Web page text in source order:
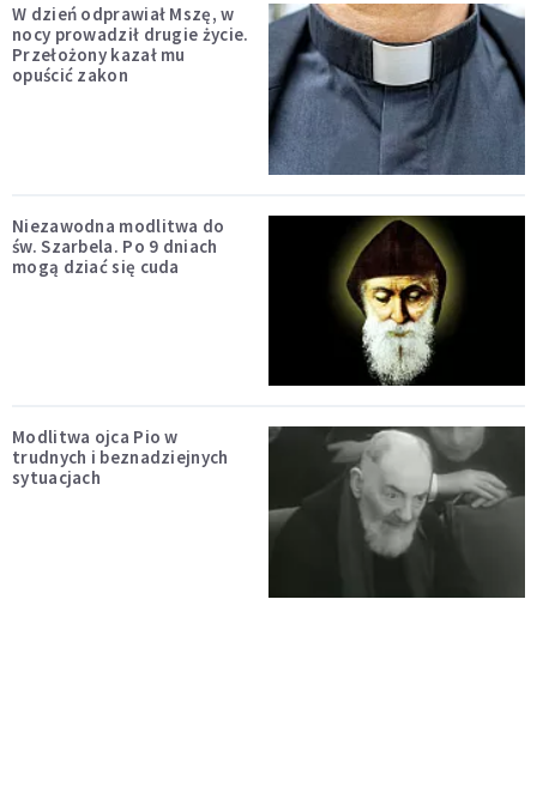
W dzień odprawiał Mszę, w
nocy prowadził drugie życie.
Przełożony kazał mu
opuścić zakon
Niezawodna modlitwa do
św. Szarbela. Po 9 dniach
mogą dziać się cuda
Modlitwa ojca Pio w
trudnych i beznadziejnych
sytuacjach